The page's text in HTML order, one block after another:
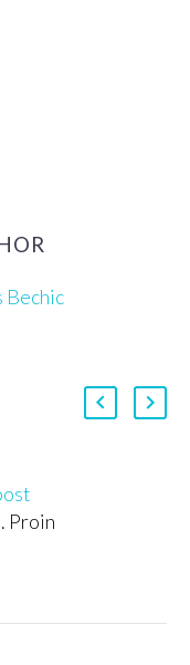
Bechic
Proin
velit
nisi